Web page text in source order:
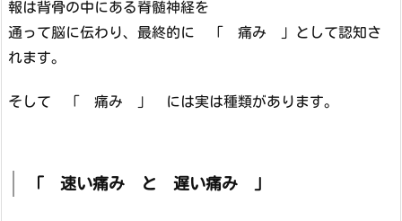
報は背骨の中にある脊髄神経を
通って脳に伝わり、最終的に 「 痛み 」として認知さ
れます。
そして 「 痛み 」 には実は種類があります。
「 速い痛み と 遅い痛み 」